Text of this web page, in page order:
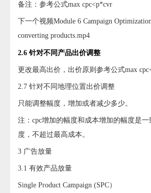
备注：参考公式max cpc<p*cvr
下一个视频Module 6 Campaign
converting products.mp4
2.6 针对不同产品出价调整
更改最高出价，出价原则参考公式max
2.7 针对不同地理位置出价调整
只能调整幅度，增加或者减少多少。
注：cpc增加的幅度和成本增加的幅度是
度，不超过最高成本。
3 广告放量
3.1 有效产品放量
Single Product Campaign (SPC）